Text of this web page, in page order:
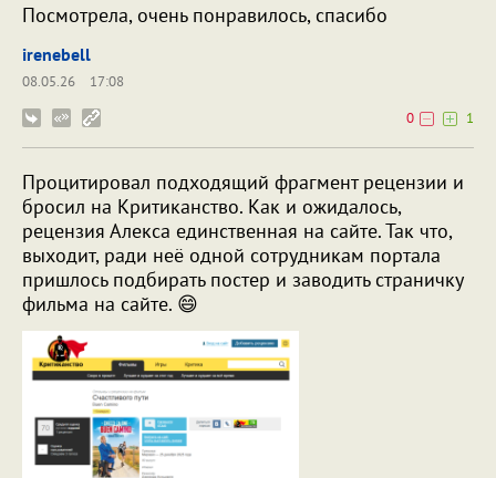
Посмотрела, очень понравилось, спасибо
irenebell
08.05.26
17:08
0
1
Процитировал подходящий фрагмент рецензии и
бросил на Критиканство. Как и ожидалось,
рецензия Алекса единственная на сайте. Так что,
выходит, ради неё одной сотрудникам портала
пришлось подбирать постер и заводить страничку
фильма на сайте. 😄